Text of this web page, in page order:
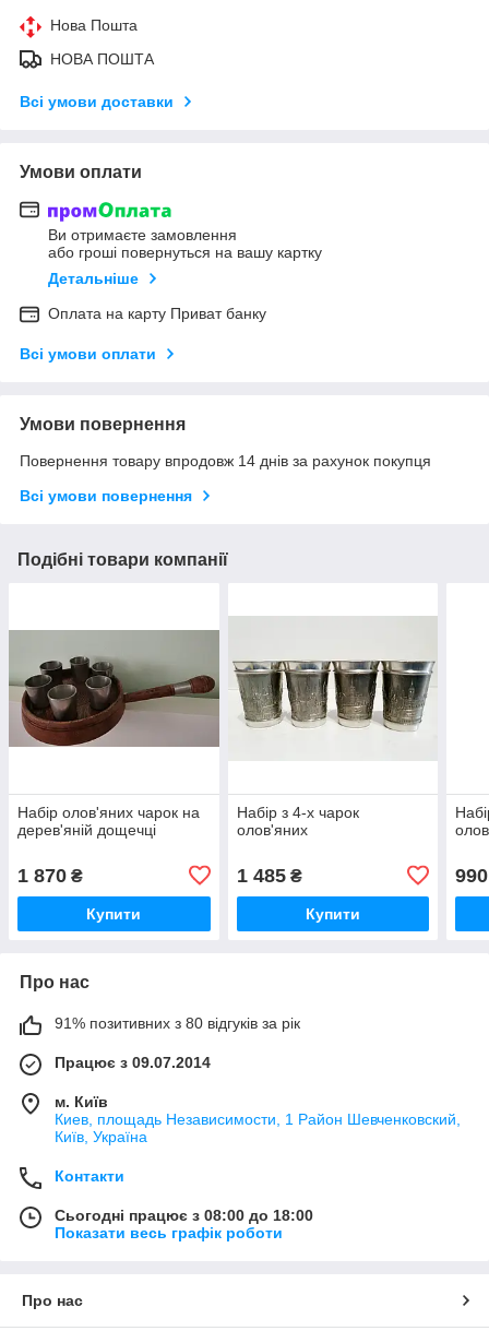
Нова Пошта
НОВА ПОШТА
Всі умови доставки
Умови оплати
Ви отримаєте замовлення
або гроші повернуться на вашу картку
Детальніше
Оплата на карту Приват банку
Всі умови оплати
Умови повернення
Повернення товару впродовж 14 днів за рахунок покупця
Всі умови повернення
Подібні товари компанії
Набір олов'яних чарок на
дерев'яній дощечці
1 870 ₴
Купити
Набір з 4-х чарок
олов'яних
1 485₴
Купити
990
Про нас
91% позитивних з 80 відгуків за рік
Працює з 09.07.2014
м. Київ
Киев, площадь Независимости, 1 Район Шевченковский,
Київ, Україна
Контакти
Сьогодні працює з 08:00 до 18:00
Показати весь графік роботи
Про нас